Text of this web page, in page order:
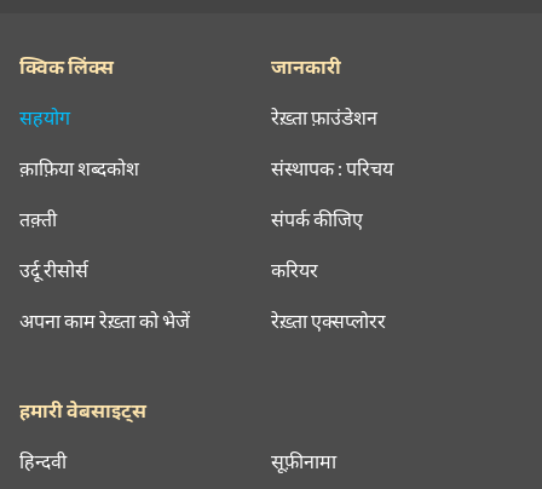
क्विक लिंक्स
सहयोग
क़ाफ़िया शब्दकोश
तक़्ती
उर्दू रीसोर्स
अपना काम रेख़्ता को भेजें
जानकारी
रेख़्ता फ़ाउंडेशन
संस्थापक : परिचय
संपर्क कीजिए
करियर
रेख़्ता एक्सप्लोरर
हमारी वेबसाइट्स
हिन्दवी सूफ़ीनामा